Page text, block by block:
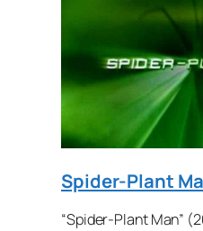
Spider-Plant
“Spider-Plant Man”